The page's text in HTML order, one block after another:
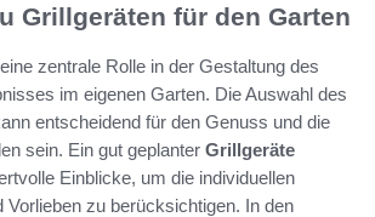
Grillgeräten für den Garten
zentrale Rolle in der Gestaltung des
im eigenen Garten. Die Auswahl des
entscheidend für den Genuss und die
sein. Ein gut geplanter Grillgeräte
Einblicke, um die individuellen
Vorlieben zu berücksichtigen. In den